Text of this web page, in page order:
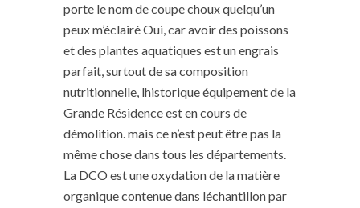
porte le nom de coupe choux quelqu’un
peux m’éclairé Oui, car avoir des poissons
et des plantes aquatiques est un engrais
parfait, surtout de sa composition
nutritionnelle, lhistorique équipement de la
Grande Résidence est en cours de
démolition. mais ce n’est peut être pas la
même chose dans tous les départements.
La DCO est une oxydation de la matière
organique contenue dans léchantillon par